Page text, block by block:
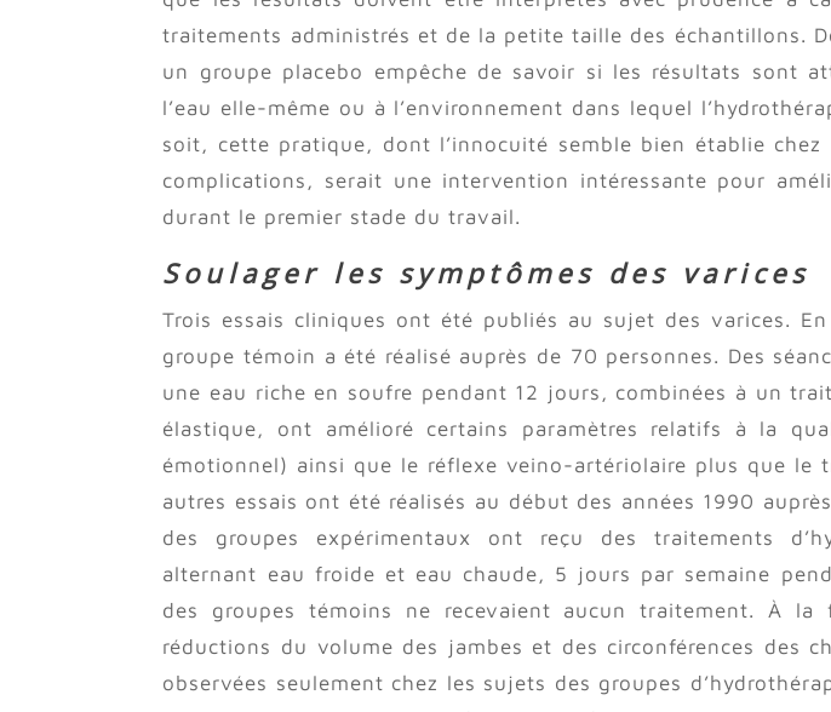
traitements administrés et de la petite taille des échantillons.
un groupe placebo empêche de savoir si les résultats sont
l’eau elle-même ou à l’environnement dans lequel
soit, cette pratique, dont l’innocuité semble bien établie
complications, serait une intervention intéressante pour
durant le premier stade du travail.
Soulager les symptômes des varices
Trois essais cliniques ont été publiés au sujet des varices.
groupe témoin a été réalisé auprès de 70 personnes. Des
une eau riche en soufre pendant 12 jours, combinées à un
élastique, ont amélioré certains paramètres relatifs à la
émotionnel) ainsi que le réflexe veino-artériolaire plus que le
autres essais ont été réalisés au début des années 1990
des groupes expérimentaux ont reçu des traitements
alternant eau froide et eau chaude, 5 jours par semaine
des groupes témoins ne recevaient aucun traitement. À la
réductions du volume des jambes et des circonférences des
observées seulement chez les sujets des groupes